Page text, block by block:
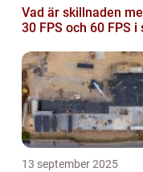
Vad är skillnaden
30 FPS och 60 FPS i
13 september 2025